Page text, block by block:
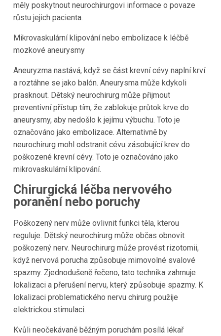
měly poskytnout neurochirurgovi informace o povaze
růstu jejich pacienta.
Mikrovaskulární klipování nebo embolizace k léčbě
mozkové aneurysmy
Aneuryzma nastává, když se část krevní cévy naplní krví
a roztáhne se jako balón. Aneurysma může kdykoli
prasknout. Dětský neurochirurg může přijmout
preventivní přístup tím, že zablokuje průtok krve do
aneurysmy, aby nedošlo k jejímu výbuchu. Toto je
označováno jako embolizace. Alternativně by
neurochirurg mohl odstranit cévu zásobující krev do
poškozené krevní cévy. Toto je označováno jako
mikrovaskulární klipování.
Chirurgická léčba nervového
poranění nebo poruchy
Poškozený nerv může ovlivnit funkci těla, kterou
reguluje. Dětský neurochirurg může občas obnovit
poškozený nerv. Neurochirurg může provést rizotomii,
když nervová porucha způsobuje mimovolné svalové
spazmy. Zjednodušeně řečeno, tato technika zahrnuje
lokalizaci a přerušení nervu, který způsobuje spazmy. K
lokalizaci problematického nervu chirurg použije
elektrickou stimulaci.
Kvůli neočekávaně běžným poruchám posílá lékař